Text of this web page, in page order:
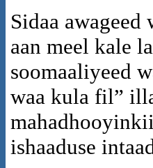
Sidaa
aan meel kale
soomaaliyeed
waa kula fil”
ishaaduse